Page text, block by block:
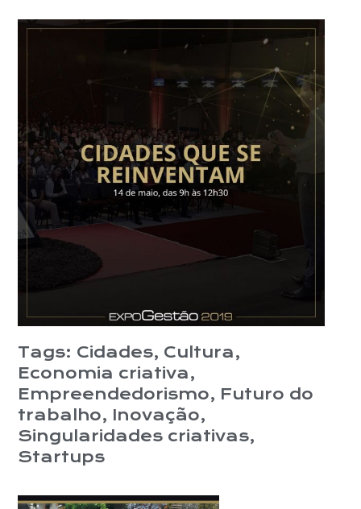
Tags: Cidades, Cultura,
Economia criativa,
Empreendedorismo, Futuro do
trabalho, Inovação,
Singularidades criativas,
Startups